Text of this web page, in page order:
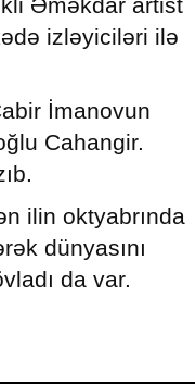
Əməkdar artist
izləyiciləri ilə
İmanovun
Cahangir.
ilin oktyabrında
dünyasını
da var.